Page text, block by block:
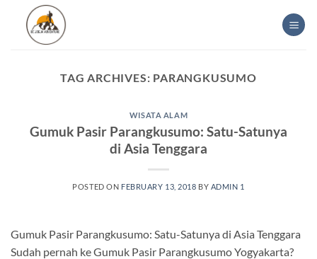
content
TAG ARCHIVES: PARANGKUSUMO
WISATA ALAM
Gumuk Pasir Parangkusumo: Satu-Satunya
di Asia Tenggara
POSTED ON FEBRUARY 13, 2018 BY ADMIN 1
Gumuk Pasir Parangkusumo: Satu-Satunya di Asia Tenggara
Sudah pernah ke Gumuk Pasir Parangkusumo Yogyakarta?